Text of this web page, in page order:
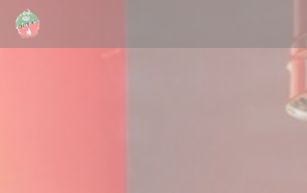
Personalizzazione delle tue scelte sui cookie